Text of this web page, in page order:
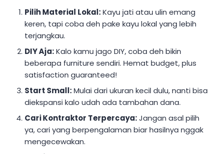
Pilih Material Lokal:Kayu jati atau ulin emang
keren, tapi coba deh pake kayu lokal yang lebih
terjangkau.
DIY Aja:Kalo kamu jago DIY, coba deh bikin
beberapa furniture sendiri. Hemat budget, plus
satisfaction guaranteed!
Start Small:Mulai dari ukuran kecil dulu, nanti bisa
diekspansi kalo udah ada tambahan dana.
Cari Kontraktor Terpercaya:Jangan asal pilih
ya, cari yang berpengalaman biar hasilnya nggak
mengecewakan.